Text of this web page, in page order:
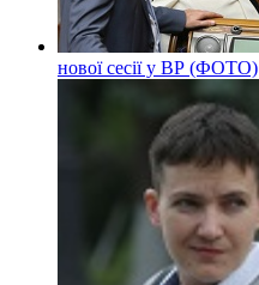
нової сесії у ВР (ФОТО)